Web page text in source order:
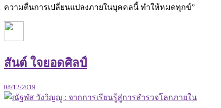
ความตื่นการเปลี่ยนแปลงภายในบุคคลนี้ ทำให้หมดทุกข์”
สันต์ ใจยอดศิลป์
08/12/2019